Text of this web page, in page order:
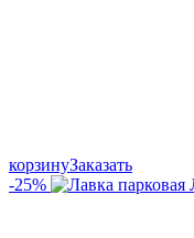
корзинуЗаказать
-25%